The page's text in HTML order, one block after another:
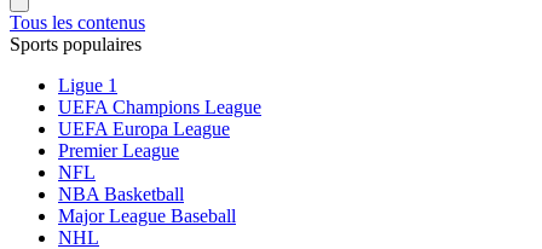
Tous les contenus
Sports populaires
Ligue 1
UEFA Champions League
UEFA Europa League
Premier League
NFL
NBA Basketball
Major League Baseball
NHL